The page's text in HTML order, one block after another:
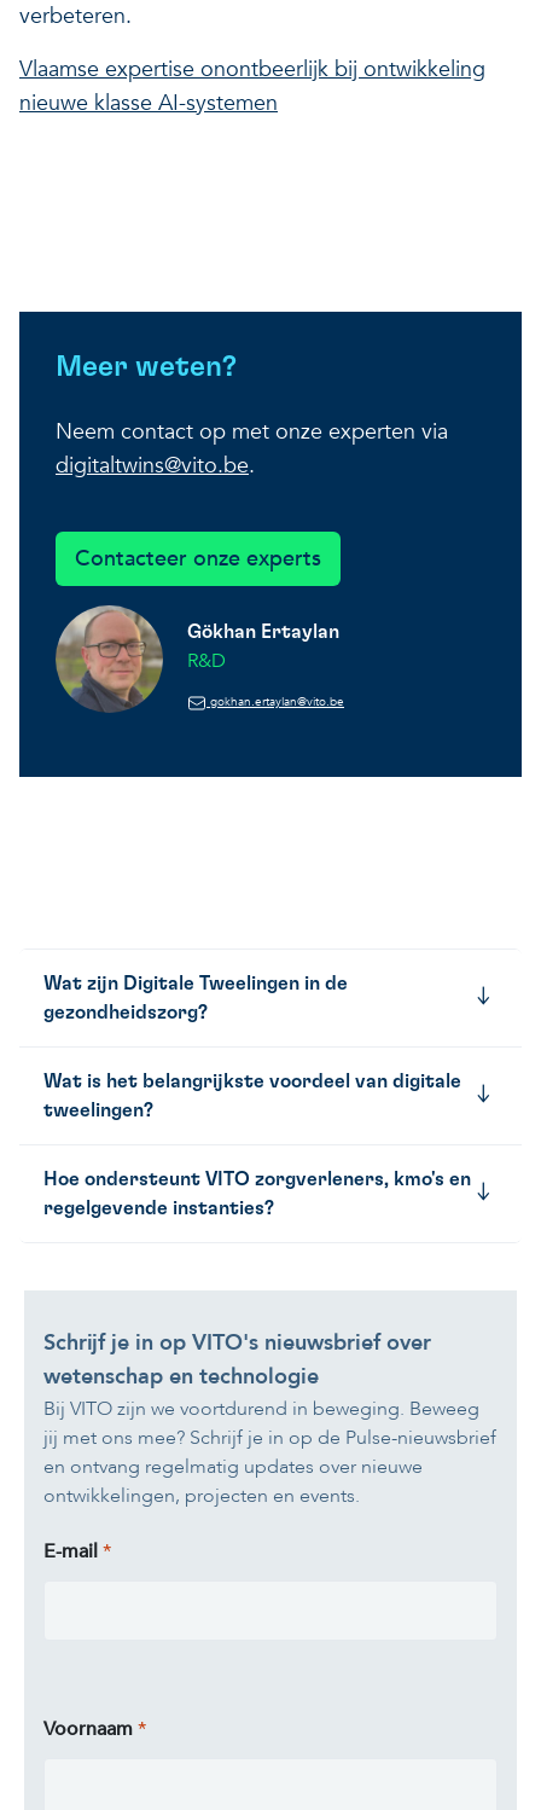
verbeteren.
Vlaamse expertise onontbeerlijk bij ontwikkeling
nieuwe klasse AI-systemen
Meer weten?
Neem contact op met onze experten via
digitaltwins@vito.be.
Contacteer onze experts
Gökhan Ertaylan
R&D
gokhan.ertaylan@vito.be
Wat zijn Digitale Tweelingen in de
gezondheidszorg?
Wat is het belangrijkste voordeel van digitale
tweelingen?
Hoe ondersteunt VITO zorgverleners, kmo's en
regelgevende instanties?
Schrijf je in op VITO's nieuwsbrief over
wetenschap en technologie
Bij VITO zijn we voortdurend in beweging. Beweeg
jij met ons mee? Schrijf je in op de Pulse-nieuwsbrief
en ontvang regelmatig updates over nieuwe
ontwikkelingen, projecten en events.
E-mail
Voornaam